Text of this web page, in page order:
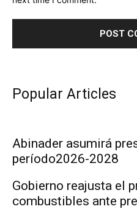
Popular Articles
Abinader asumirá
período2026-2028
Gobierno reajusta el
combustibles ante